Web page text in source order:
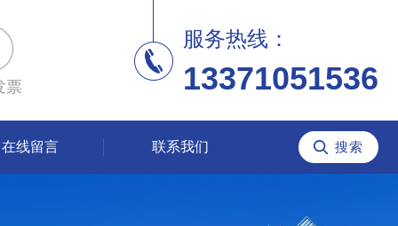
票
服务热线：
13371051536
在线留言 联系我们